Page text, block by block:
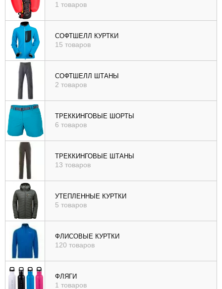
1 товаров
СОФТШЕЛЛ КУРТКИ
15 товаров
СОФТШЕЛЛ ШТАНЫ
2 товаров
ТРЕККИНГОВЫЕ ШОРТЫ
6 товаров
ТРЕККИНГОВЫЕ ШТАНЫ
13 товаров
УТЕПЛЕННЫЕ КУРТКИ
5 товаров
ФЛИСОВЫЕ КУРТКИ
120 товаров
ФЛЯГИ
1 товаров